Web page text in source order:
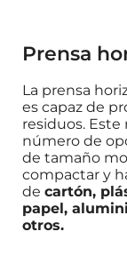
Prensa
La prensa
es capaz de
residuos.
número de
de tamaño
compactar y
de cartón,
papel,
otros.